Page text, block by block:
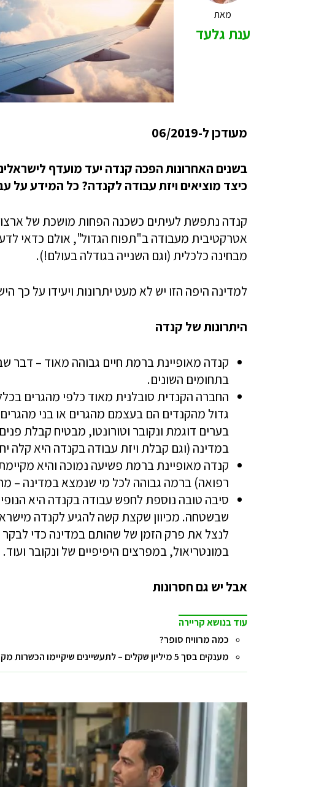
מאת
ענת גלעד
מעודכן ל-06/2019
בשנים האחרונות הפכה קנדה יעד מועדף
כיצד מוציאים ויזת עבודה לקנדה? ‏כל המידע
קנדה נתפשת לעיתים כשכנה הפחות מושכת של
אטרקטיבית מעבודה ב"תפוח הגדול", אולם כדאי
מבחינה כלכלית (וגם השנייה בגודלה בעולם!).
למדינה היפה הזו יש לא מעט יתרונות ויעידו על כך
היתרונות של קנדה
קנדה מאופיינת ברמת חיים גבוהה מאוד – דבר
בתחומים השונים.
החברה הקנדית סובלנית מאוד כלפי מהגרים
גדול מהקנדים הם בעצמם מהגרים או בני
בערים דוגמת ונקובר וטורונטו, מבטיח קבלת
במדינה (וגם קבלת ויזת עבודה בקנדה היא קלה
קנדה מאופיינת ברמת פשיעה נמוכה והיא
רפואה) ברמה גבוהה לכל מי שנמצא במדינה –
סיבה טובה נוספת לחפש עבודה בקנדה היא
שבשטחה. מכיוון שקצת קשה להגיע לקנדה
לנצל את פרק הזמן של שהותם במדינה כדי לבקר
במונטריאול, במפרצים היפיפיים של ונקובר ועוד.
אבל יש גם חסרונות
עוד בנושא קריירה
כמה מרוויח סופר?
מענקים בסך 5 מיליון שקלים – לתעשיינים שיקיימו הכשרות מקצועיות ויקלטו לעבודה